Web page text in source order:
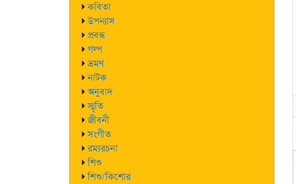
কবিতা
উপন্যাস
প্রবন্ধ
গল্প
ভ্রমণ
নাটক
অনুবাদ
স্মৃতি
জীবনী
সংগীত
রম্যরচনা
শিশু
শিশু/কিশোর